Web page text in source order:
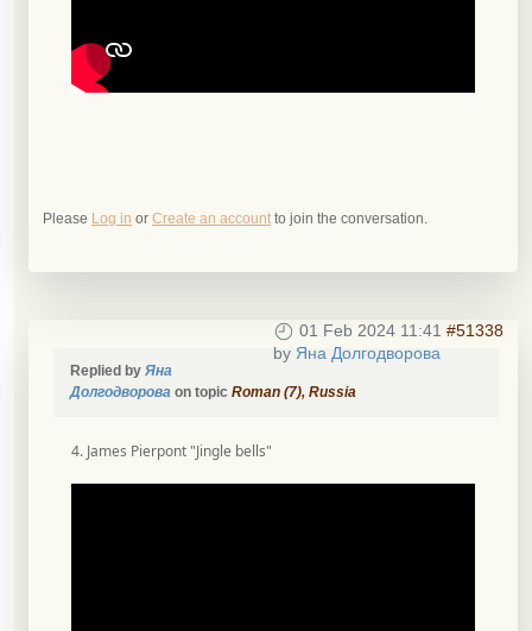
Please Log in or Create an account to join the conversation.
01 Feb 2024 11:41 #51338
by Яна Долгодворова
Replied by Яна
Долгодворова on topic Roman (7), Russia
4. James Pierpont "Jingle bells"